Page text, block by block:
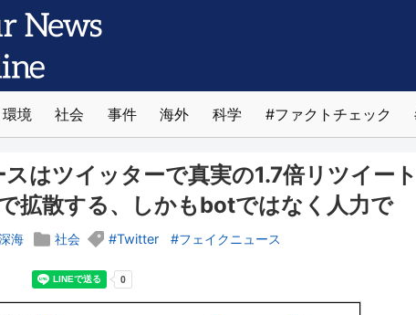
環境 社会 事件 海外 科学 ファクトチェック
はツイッターで真実の1.7倍リツイート
拡散する、しかもbotではなく人力で
海 社会 Twitter フェイクニュース